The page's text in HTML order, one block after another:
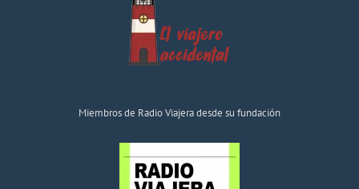
Miembros de Radio Viajera desde su fundación